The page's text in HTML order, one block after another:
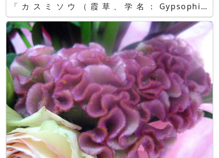
「カスミソウ（霞草、学名：Gypsophila
spp.）」の一品種です。 別名で、ジプソフィラ・
パニクラタス(G. paniculata)、コゴメナデシコ、
ハナイトナデシコ（花糸撫子）、ベビーズブレス（